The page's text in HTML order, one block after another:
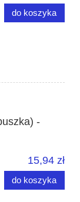
do koszyka
-
15,94 zł
do koszyka